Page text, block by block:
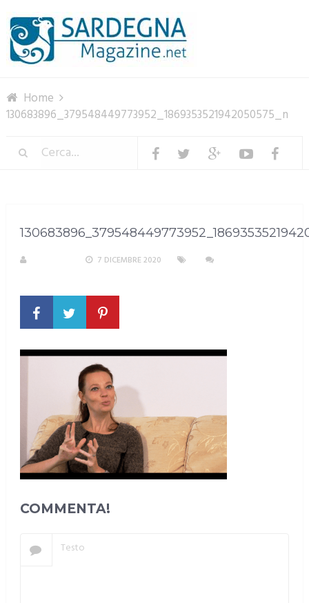
Home
130683896_379548449773952_1869353521942050575_n
7 DICEMBRE 2020
COMMENTA!